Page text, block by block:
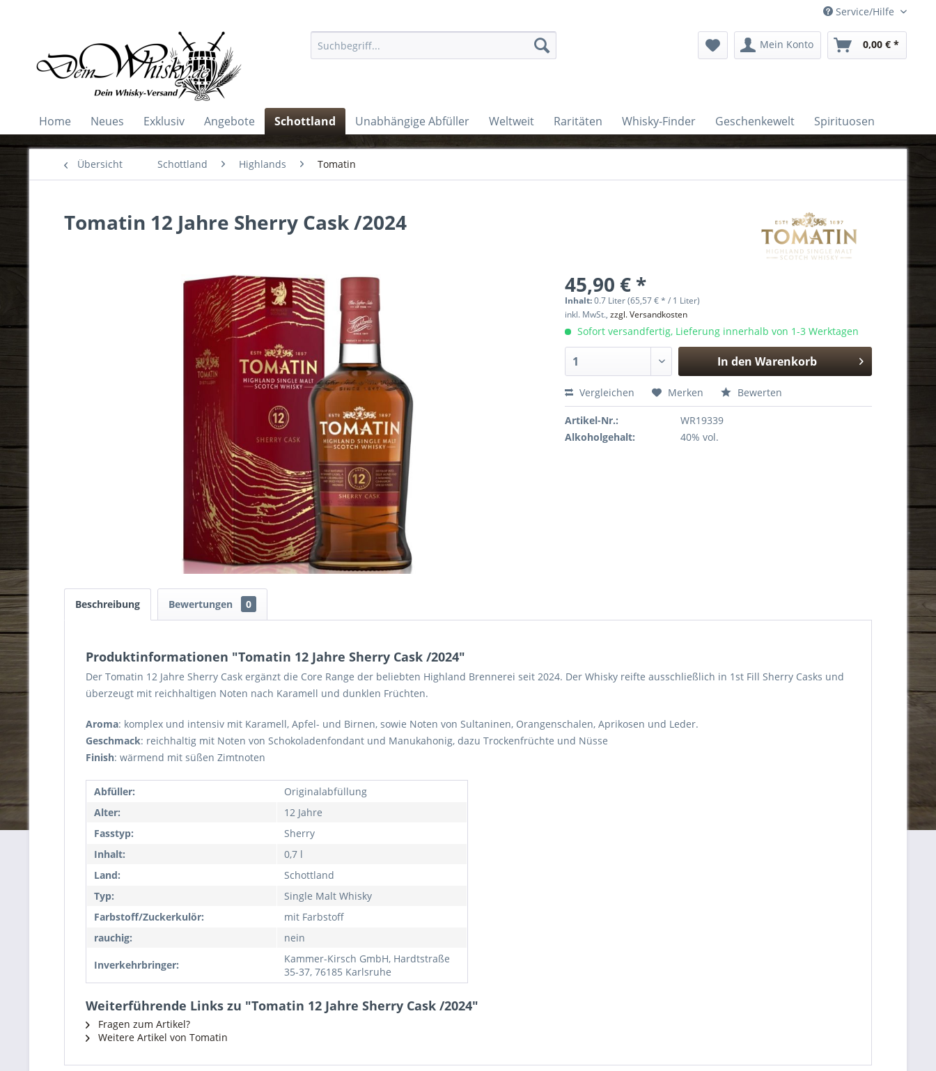
Service/Hilfe
Mein Konto 0,00 € *
Home Neues Exklusiv Angebote Schottland Unabhängige Abfüller Weltweit Raritäten Whisky-Finder Geschenkewelt Spirituosen
Übersicht Schottland Highlands Tomatin
Tomatin 12 Jahre Sherry Cask /2024
45,90 € *
Inhalt:0.7 Liter (65,57 € * / 1 Liter)
inkl. MwSt.,zzgl. Versandkosten
Sofort versandfertig, Lieferung innerhalb von 1-3 Werktagen
In den Warenkorb
Hinzugefügt
Vergleichen Merken Bewerten
Artikel-Nr.:
WR19339
Alkoholgehalt:
40% vol.
Beschreibung Bewertungen 0
Produktinformationen "Tomatin 12 Jahre Sherry Cask /2024"
Der Tomatin 12 Jahre Sherry Cask ergänzt die Core Range der beliebten Highland Brennerei seit 2024. Der Whisky reifte ausschließlich in 1st Fill Sherry Casks und
überzeugt mit reichhaltigen Noten nach Karamell und dunklen Früchten.
Aroma: komplex und intensiv mit Karamell, Apfel- und Birnen, sowie Noten von Sultaninen, Orangenschalen, Aprikosen und Leder.
Geschmack: reichhaltig mit Noten von Schokoladenfondant und Manukahonig, dazu Trockenfrüchte und Nüsse
Finish: wärmend mit süßen Zimtnoten
Abfüller:
Originalabfüllung
Alter:
12 Jahre
Fasstyp:
Sherry
Inhalt:
0,7 l
Land:
Schottland
Typ:
Single Malt Whisky
Farbstoff/Zuckerkulör:
mit Farbstoff
rauchig:
nein
Inverkehrbringer:
Kammer-Kirsch GmbH, Hardtstraße
35-37, 76185 Karlsruhe
Weiterführende Links zu "Tomatin 12 Jahre Sherry Cask /2024"
Fragen zum Artikel?
Weitere Artikel von Tomatin